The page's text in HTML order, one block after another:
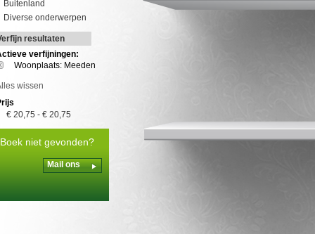
Buitenland
Diverse onderwerpen
resultaten
verfijningen:
Woonplaats: Meeden
wissen
€ 20,75 - € 20,75
Boek niet gevonden?
Mail ons